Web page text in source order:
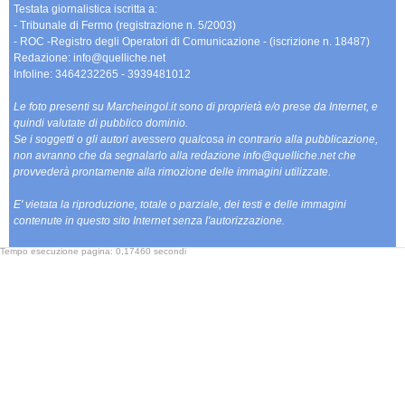
Testata giornalistica iscritta a:
- Tribunale di Fermo (registrazione n. 5/2003)
- ROC -Registro degli Operatori di Comunicazione - (iscrizione n. 18487)
Redazione: info@quelliche.net
Infoline: 3464232265 - 3939481012
Le foto presenti su Marcheingol.it sono di proprietà e/o prese da Internet, e
quindi valutate di pubblico dominio.
Se i soggetti o gli autori avessero qualcosa in contrario alla pubblicazione,
non avranno che da segnalarlo alla redazione info@quelliche.net che
provvederà prontamente alla rimozione delle immagini utilizzate.
E' vietata la riproduzione, totale o parziale, dei testi e delle immagini
contenute in questo sito Internet senza l'autorizzazione.
Tempo esecuzione pagina: 0,17460 secondi